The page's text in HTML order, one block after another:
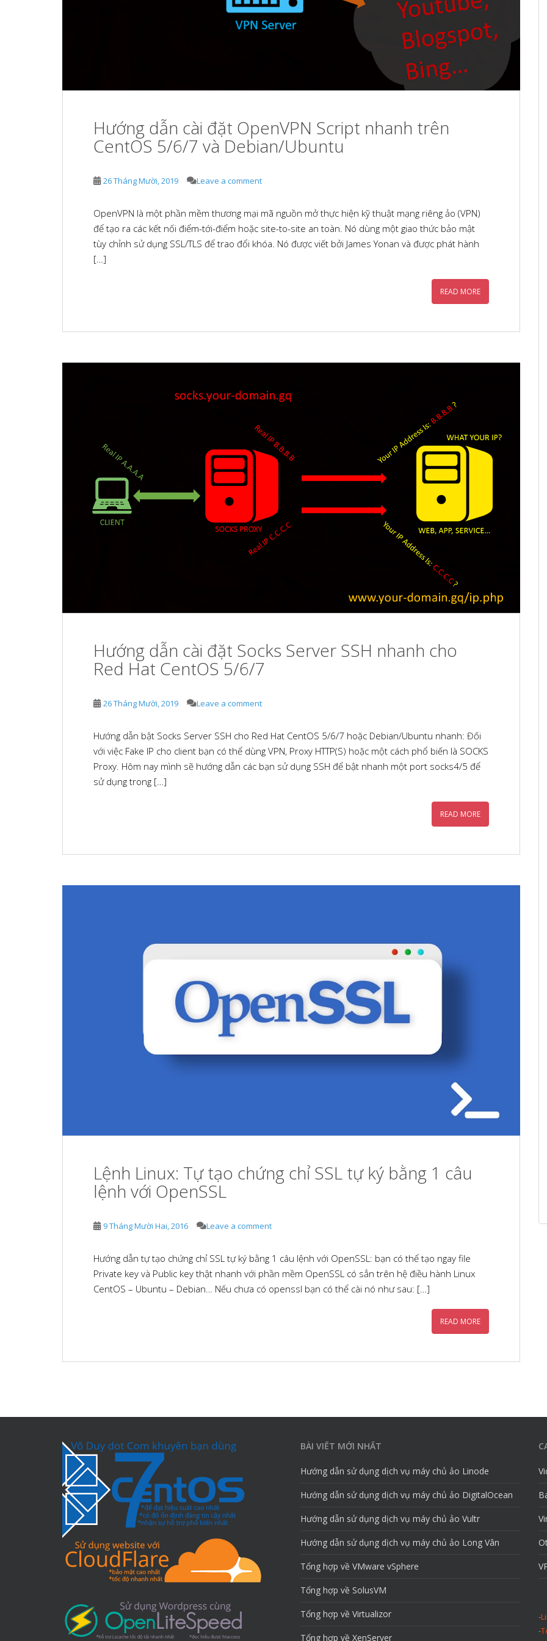
Hướng dẫn cài đặt OpenVPN Script nhanh trên
CentOS 5/6/7 và Debian/Ubuntu
26 Tháng Mười, 2019 Leave a comment
OpenVPN là một phần mềm thương mại mã nguồn mở thực hiện kỹ thuật mạng riêng ảo (VPN)
để tạo ra các kết nối điểm-tới-điểm hoặc site-to-site an toàn. Nó dùng một giao thức bảo mật
tùy chỉnh sử dụng SSL/TLS để trao đổi khóa. Nó được viết bởi James Yonan và được phát hành
[…]
READ MORE
Hướng dẫn cài đặt Socks Server SSH nhanh cho
Red Hat CentOS 5/6/7
26 Tháng Mười, 2019 Leave a comment
Hướng dẫn bật Socks Server SSH cho Red Hat CentOS 5/6/7 hoặc Debian/Ubuntu nhanh: Đối
với việc Fake IP cho client bạn có thể dùng VPN, Proxy HTTP(S) hoặc một cách phổ biến là SOCKS
Proxy. Hôm nay mình sẽ hướng dẫn các bạn sử dụng SSH để bật nhanh một port socks4/5 để
sử dụng trong […]
READ MORE
Lệnh Linux: Tự tạo chứng chỉ SSL tự ký bằng 1 câu
lệnh với OpenSSL
9 Tháng Mười Hai, 2016 Leave a comment
Hướng dẫn tự tạo chứng chỉ SSL tự ký bằng 1 câu lệnh với OpenSSL: bạn có thể tạo ngay file
Private key và Public key thật nhanh với phần mềm OpenSSL có sẳn trên hệ điều hành Linux
CentOS – Ubuntu – Debian… Nếu chưa có openssl bạn có thể cài nó như sau: […]
READ MORE
BÀI VIẾT MỚI NHẤT
Hướng dẫn sử dụng dịch vụ máy chủ ảo Linode
Hướng dẫn sử dụng dịch vụ máy chủ ảo DigitalOcean
Hướng dẫn sử dụng dịch vụ máy chủ ảo Vultr
Hướng dẫn sử dụng dịch vụ máy chủ ảo Long Vân
Tổng hợp về VMware vSphere
Tổng hợp về SolusVM
Tổng hợp về Virtualizor
Tổng hợp về XenServer
-
-